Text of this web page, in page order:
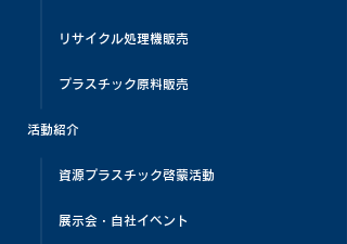
リサイクル処理機販売
プラスチック原料販売
活動紹介
資源プラスチック啓蒙活動
展示会・自社イベント